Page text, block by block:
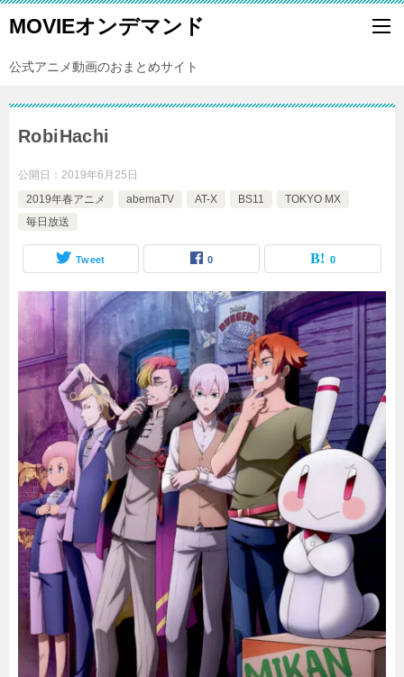
MOVIEオンデマンド
公式アニメ動画のおまとめサイト
RobiHachi
公開日： 2019年6月25日
2019年春アニメ
abemaTV AT-X BS11
TOKYO MX
毎日放送
Tweet 0 0